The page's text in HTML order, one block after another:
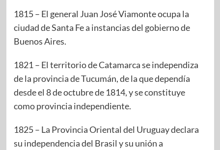
1815 – El general Juan José Viamonte ocupa la
ciudad de Santa Fe a instancias del gobierno de
Buenos Aires.
1821 – El territorio de Catamarca se independiza
de la provincia de Tucumán, de la que dependía
desde el 8 de octubre de 1814, y se constituye
como provincia independiente.
1825 – La Provincia Oriental del Uruguay declara
su independencia del Brasil y su unión a